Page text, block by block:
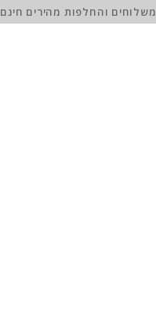
משלוחים והחלפות מהירים חינם